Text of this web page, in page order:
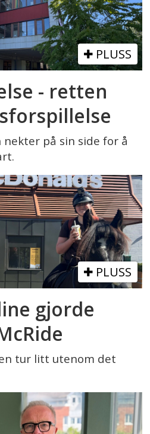
PLUSS
- retten
på sin side for å
PLUSS
gjorde
tur litt utenom det